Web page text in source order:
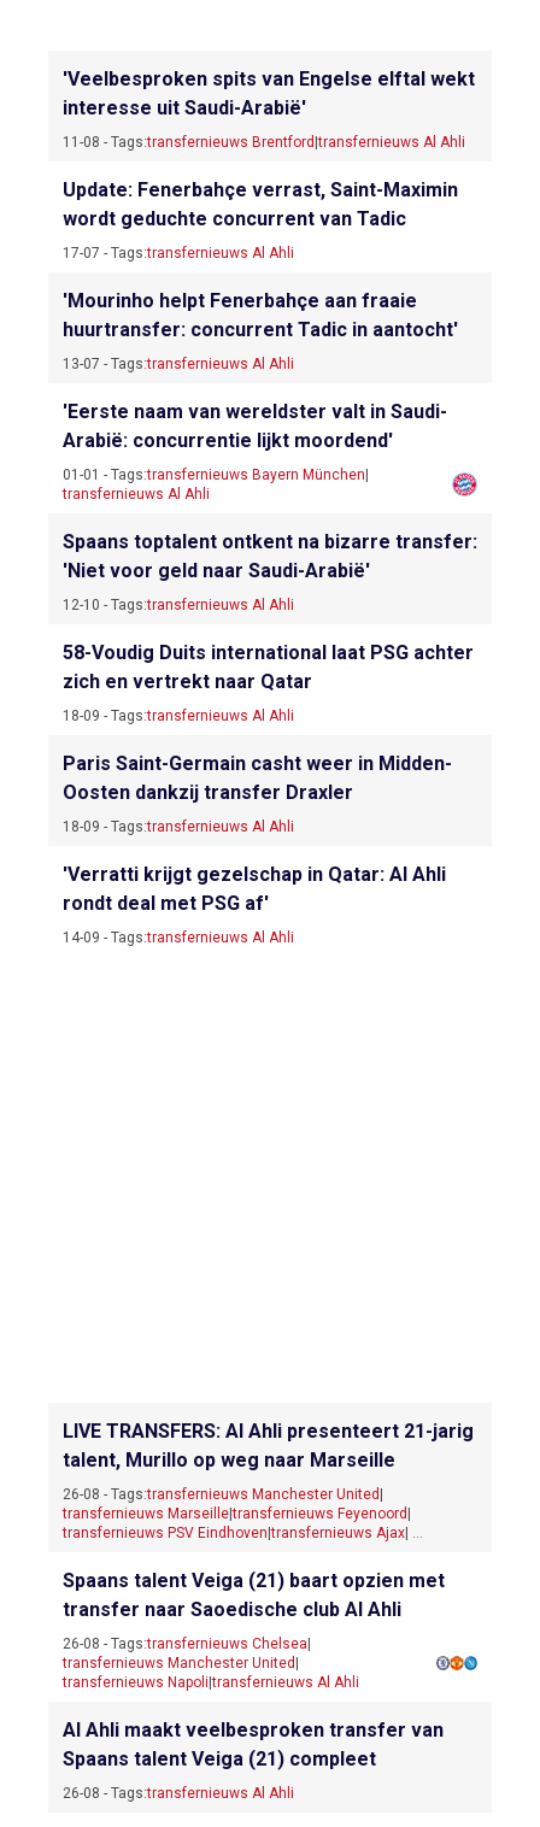
'Veelbesproken spits van Engelse elftal wekt
interesse uit Saudi-Arabië'
11-08 - Tags:transfernieuws Brentford |transfernieuws Al Ahli
Update: Fenerbahçe verrast, Saint-Maximin
wordt geduchte concurrent van Tadic
17-07 - Tags:transfernieuws Al Ahli
'Mourinho helpt Fenerbahçe aan fraaie
huurtransfer: concurrent Tadic in aantocht'
13-07 - Tags:transfernieuws Al Ahli
'Eerste naam van wereldster valt in Saudi-
Arabië: concurrentie lijkt moordend'
01-01 - Tags:transfernieuws Bayern München
transfernieuws Al Ahli
Spaans toptalent ontkent na bizarre transfer:
'Niet voor geld naar Saudi-Arabië'
12-10 - Tags:transfernieuws Al Ahli
58-Voudig Duits international laat PSG achter
zich en vertrekt naar Qatar
18-09 - Tags:transfernieuws Al Ahli
Paris Saint-Germain casht weer in Midden-
Oosten dankzij transfer Draxler
18-09 - Tags:transfernieuws Al Ahli
'Verratti krijgt gezelschap in Qatar: Al Ahli
rondt deal met PSG af'
14-09 - Tags:transfernieuws Al Ahli
LIVE TRANSFERS: Al Ahli presenteert 21-jarig
talent, Murillo op weg naar Marseille
26-08 - Tags:transfernieuws Manchester United
transfernieuws Marseille|transfernieuws Feyenoord
transfernieuws PSV Eindhoven |transfernieuws Ajax | ...
Spaans talent Veiga (21) baart opzien met
transfer naar Saoedische club Al Ahli
26-08 - Tags:transfernieuws Chelsea
transfernieuws Manchester United
transfernieuws Napoli |transfernieuws Al Ahli
Al Ahli maakt veelbesproken transfer van
Spaans talent Veiga (21) compleet
26-08 - Tags:transfernieuws Al Ahli